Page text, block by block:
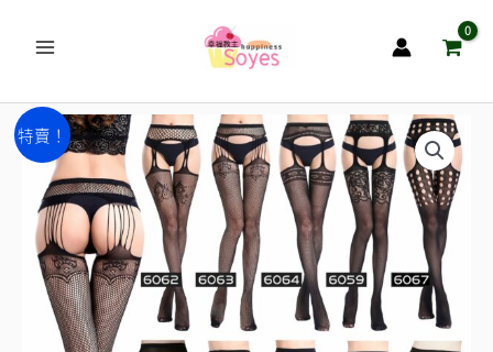
要
內特賣！
原
始
價
格：
NT$290。
目
前
格：
NT$190。
火
爆
花